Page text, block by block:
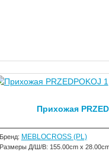
Бренд: MEBLOCROSS (PL)
Размеры Д/Ш/В: 155.00cm x
Прихожая